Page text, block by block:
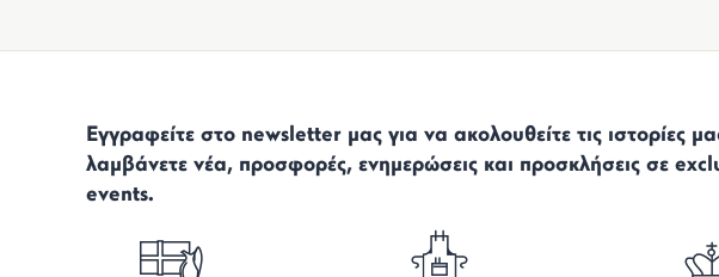
Εγγραφείτε στο newsletter μας για να ακολουθείτε τις ιστορίες
λαμβάνετε νέα, προσφορές, ενημερώσεις και προσκλήσεις σε
events.